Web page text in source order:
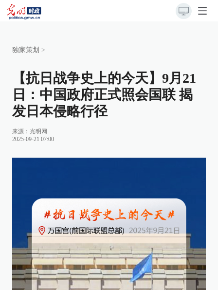
独家策划 >
【抗日战争史上的今天】9月21
日：中国政府正式照会国联 揭
发日本侵略行径
来源： 光明网
2025-09-21 07:00